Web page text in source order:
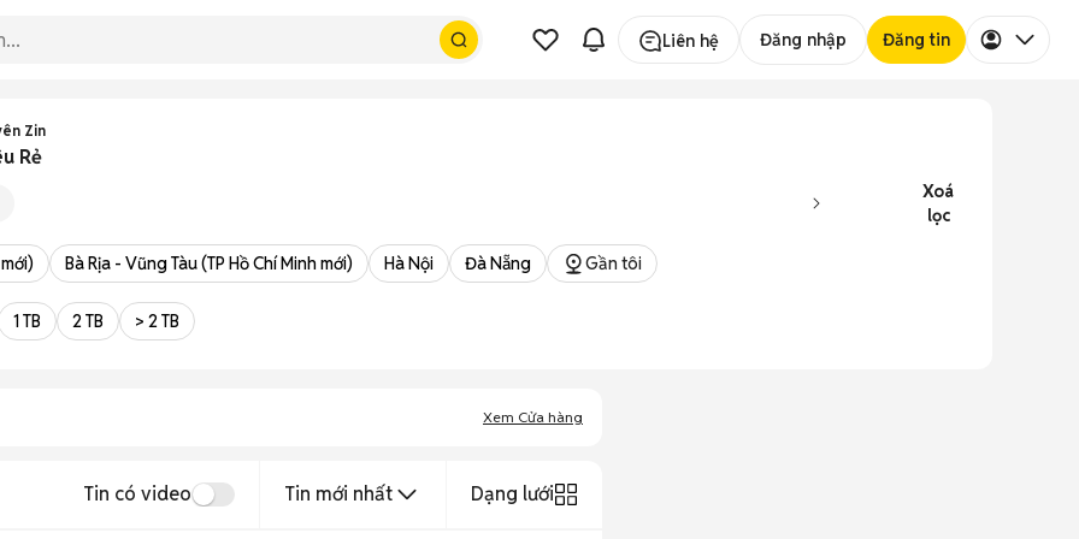
Liên hệ Đăng nhập Đăng tin
Zin
Rẻ
Xoá
lọc
Bà Rịa - Vũng Tàu (TP Hồ Chí Minh mới) Hà Nội Đà Nẵng Gần tôi
1 TB 2 TB > 2 TB
Xem Cửa hàng
Tin có video Tin mới nhất Dạng lưới